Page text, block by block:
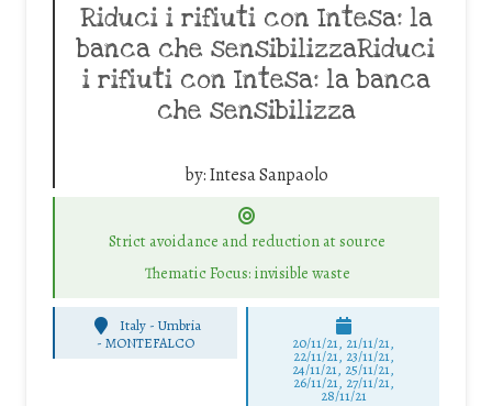
Riduci i rifiuti con Intesa: la
banca che sensibilizzaRiduci
i rifiuti con Intesa: la banca
che sensibilizza
by:Intesa Sanpaolo
Strict avoidance and reduction at source
Thematic Focus: invisible waste
Italy - Umbria
-MONTEFALCO 20/11/21, 21/11/21,
22/11/21, 23/11/21,
24/11/21, 25/11/21,
26/11/21, 27/11/21,
28/11/21